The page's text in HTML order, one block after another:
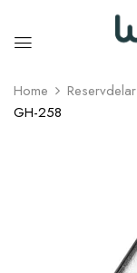
Home Reservdelar
GH­-258